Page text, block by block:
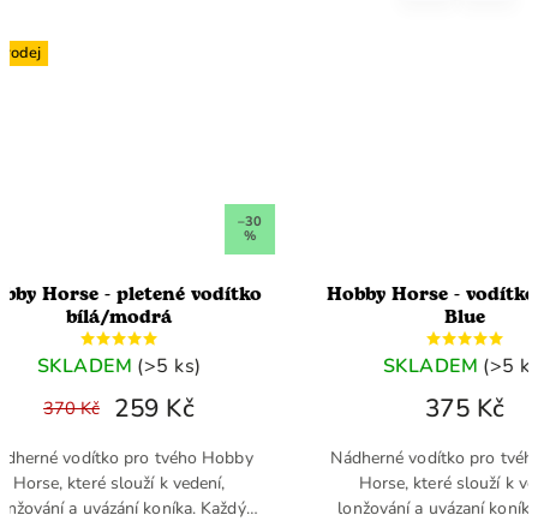
Výprodej
Hobby Horse - pletené vodítko
bílá/modrá
SKLADEM
370 Kč 259 Kč
Nádherné vodítko pro tvého Hobby
Horse, které slouží k vedení,
lonžování a uvázání koníka. Každý
Hobby Horse -
375
Nádherné vodítko
Horse, které
lonžování a